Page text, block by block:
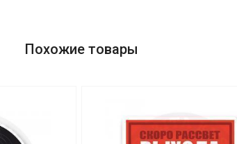
Похожие товары